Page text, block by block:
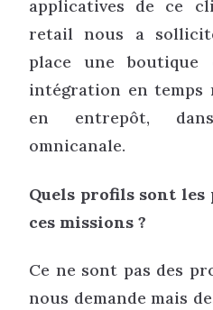
applicatives de ce
retail nous a
place une boutique
intégration en temps
en entrepôt,
omnicanale.
Quels profils sont les
ces missions ?
Ce ne sont pas des
nous demande mais